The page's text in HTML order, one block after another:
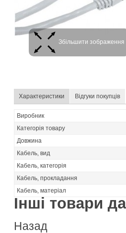
Збільшити зображення
Характеристики Відгуки покупців
Виробник
Категорія товару
Довжина
Кабель, вид
Кабель, категорія
Кабель, прокладання
Кабель, матеріал
Інші товари
Назад